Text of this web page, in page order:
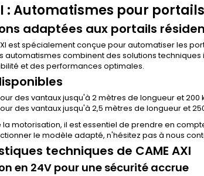
: Automatismes pour
adaptées aux portails
est spécialement conçue pour automatiser les
automatismes combinent des solutions
et des performances optimales.
des vantaux jusqu'à 2 mètres de longueur et 200
des vantaux jusqu'à 2,5 mètres de longueur et
la motorisation, il est essentiel de prendre en
le modèle adapté, n'hésitez pas à nous
techniques de CAME AXI
en 24V pour une sécurité accrue